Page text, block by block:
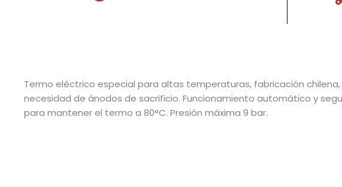
Termo eléctrico especial para altas temperaturas, fabricación
necesidad de ánodos de sacrificio. Funcionamiento automático y
para mantener el termo a 80°C. Presión máxima 9 bar.